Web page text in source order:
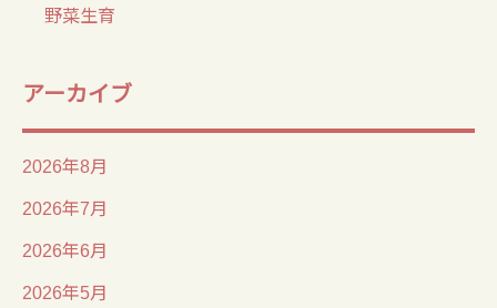
野菜生育
アーカイブ
2026年8月
2026年7月
2026年6月
2026年5月